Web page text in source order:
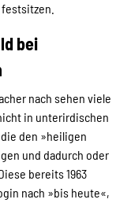
bei
nach sehen viele
in unterirdischen
den »heiligen
und dadurch oder
bereits 1963
nach »bis heute«,